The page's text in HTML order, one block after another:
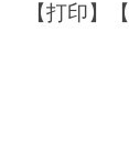
【打印】【